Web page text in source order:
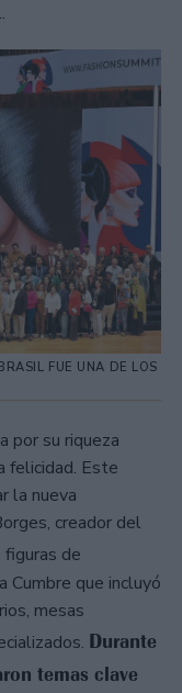
FUE UNA DE LOS
por su riqueza
felicidad. Este
la nueva
creador del
figuras de
Cumbre que incluyó
mesas
Durante
temas clave